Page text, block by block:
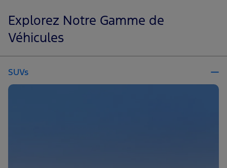
Explorez Notre Gamme de
Véhicules
SUVs